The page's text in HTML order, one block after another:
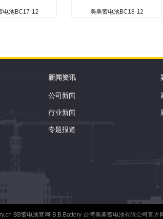
电池BC17-12
使用除外） 安装
气体复合...
美美蓄电池BC18-12
向使用（倒置使用除外） 安装
新闻资讯
公司新闻
行业新闻
专题报道
BB蓄电池官网-B.B.Battery-台湾美美蓄电池有限公司官